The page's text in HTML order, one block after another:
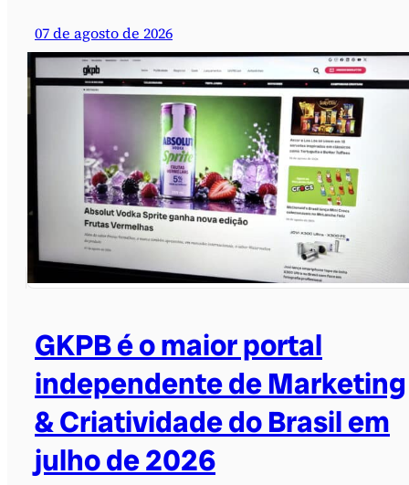
07 de agosto de 2026
GKPB é o maior portal
independente de Marketing
& Criatividade do Brasil em
julho de 2026